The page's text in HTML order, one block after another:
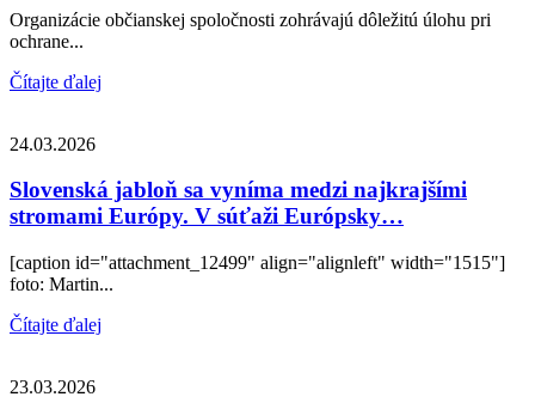
Organizácie občianskej spoločnosti zohrávajú dôležitú úlohu pri
ochrane...
Čítajte ďalej
24.03.2026
Slovenská jabloň sa vyníma medzi najkrajšími
stromami Európy. V súťaži Európsky…
[caption id="attachment_12499" align="alignleft" width="1515"]
foto: Martin...
Čítajte ďalej
23.03.2026